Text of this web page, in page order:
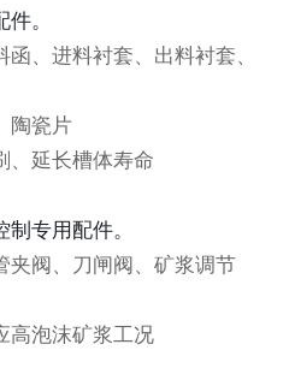
。
、进料衬套、出料衬套、
陶瓷片
、延长槽体寿命
专用配件。
夹阀、刀闸阀、矿浆调节
高泡沫矿浆工况